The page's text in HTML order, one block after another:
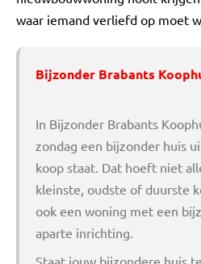
waar iemand verliefd op moet
Bijzonder Brabants
In Bijzonder Brabants
zondag een bijzonder huis
koop staat. Dat hoeft niet
kleinste, oudste of duurste
ook een woning met een
aparte inrichting.
Staat jouw bijzondere huis